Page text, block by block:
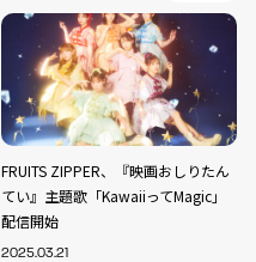
FRUITS ZIPPER、『映画おしりたん
てい』主題歌「KawaiiってMagic」
配信開始
2025.03.21